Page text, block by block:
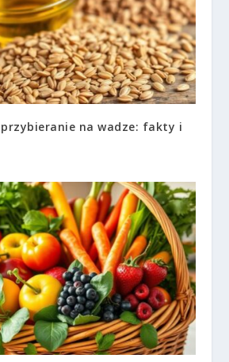
na wadze: fakty i